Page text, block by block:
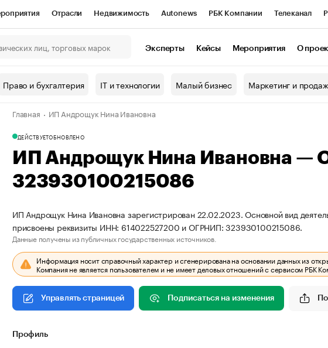
Отрасли Недвижимость Autonews РБК Компании Телеканал
Спецпроекты Проверка контрагентов
наличной валюты
Эксперты Кейсы Мероприятия О
Право и бухгалтерия IT и технологии Малый бизнес Маркетинг и
Главная ИП Андрощук Нина Ивановна
ДЕЙСТВУЕТОБНОВЛЕНО
ИП Андрощук Нина Ивановна —
323930100215086
ИП Андрощук Нина Ивановна зарегистрирован 22.02.2023. Основной вид
присвоены реквизиты ИНН: 614022527200 и ОГРНИП: 323930100215086.
Данные получены из публичных государственных источников.
Информация носит справочный характер и сгенерирована на основании данных из
Компания не является пользователем и не имеет деловых отношений с сервисом РБК
Управлять страницей Подписаться на изменения
Профиль